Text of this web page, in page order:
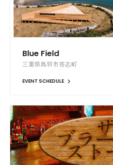
Blue Field
三重県鳥羽市答志町
EVENT SCHEDULE